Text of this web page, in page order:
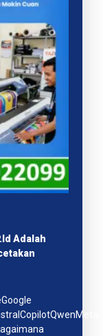
Adalah